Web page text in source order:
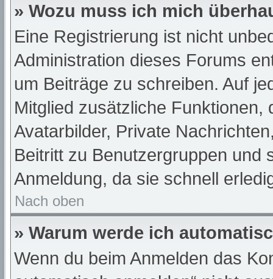
» Wozu muss ich mich
Eine Registrierung ist nicht
Administration dieses Forums
um Beiträge zu schreiben. Auf
Mitglied zusätzliche
Avatarbilder, Private
Beitritt zu Benutzergruppen und
Anmeldung, da sie schnell
Nach oben
» Warum werde ich
Wenn du beim Anmelden das